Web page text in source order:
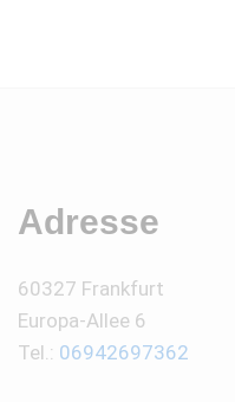
Adresse
60327 Frankfurt
Europa-Allee 6
Tel.: 06942697362